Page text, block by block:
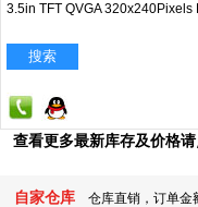
3.5in TFT QVGA
搜索
查看更多最新库存及价格
自家仓库仓库直销，订单金